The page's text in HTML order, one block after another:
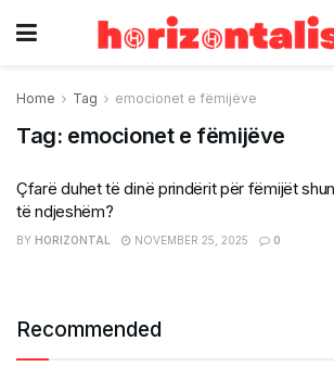
Home Tag emocionet e fëmijëve
Tag: emocionet e fëmijëve
Çfarë duhet të dinë prindërit për fëmijët
të ndjeshëm?
BY HORIZONTAL NOVEMBER 25, 2025 0
Recommended